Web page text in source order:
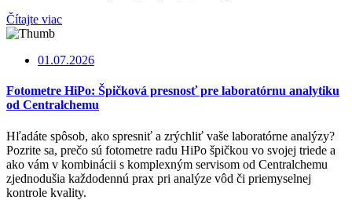
Čítajte viac
01.07.2026
Fotometre HiPo: Špičková presnosť pre laboratórnu analytiku
od Centralchemu
Hľadáte spôsob, ako spresniť a zrýchliť vaše laboratórne analýzy?
Pozrite sa, prečo sú fotometre radu HiPo špičkou vo svojej triede a
ako vám v kombinácii s komplexným servisom od Centralchemu
zjednodušia každodennú prax pri analýze vôd či priemyselnej
kontrole kvality.